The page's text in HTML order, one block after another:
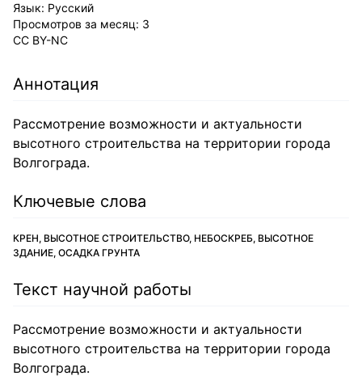
Язык: Русский
Просмотров за месяц: 3
CC BY-NC
Аннотация
Рассмотрение возможности и актуальности
высотного строительства на территории города
Волгограда.
Ключевые слова
КРЕН, ВЫСОТНОЕ СТРОИТЕЛЬСТВО, НЕБОСКРЕБ, ВЫСОТНОЕ
ЗДАНИЕ, ОСАДКА ГРУНТА
Текст научной работы
Рассмотрение возможности и актуальности
высотного строительства на территории города
Волгограда.